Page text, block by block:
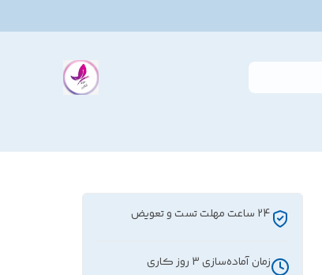
24 ساعت مهلت تست و تعویض
زمان آماده‌سازی3 روز کاری